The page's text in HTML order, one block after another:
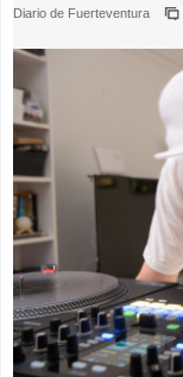
Diario de Fuerteventura